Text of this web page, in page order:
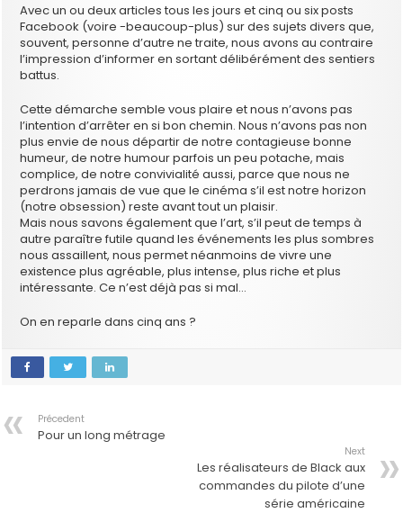
Avec un ou deux articles tous les jours et cinq ou six posts
Facebook (voire -beaucoup-plus) sur des sujets divers que,
souvent, personne d’autre ne traite, nous avons au contraire
l’impression d’informer en sortant délibérément des sentiers
battus.
Cette démarche semble vous plaire et nous n’avons pas
l’intention d’arrêter en si bon chemin. Nous n’avons pas non
plus envie de nous départir de notre contagieuse bonne
humeur, de notre humour parfois un peu potache, mais
complice, de notre convivialité aussi, parce que nous ne
perdrons jamais de vue que le cinéma s’il est notre horizon
(notre obsession) reste avant tout un plaisir.
Mais nous savons également que l’art, s’il peut de temps à
autre paraître futile quand les événements les plus sombres
nous assaillent, nous permet néanmoins de vivre une
existence plus agréable, plus intense, plus riche et plus
intéressante. Ce n’est déjà pas si mal…
On en reparle dans cinq ans ?
Précedent
Pour un long métrage
Next
Les réalisateurs de Black aux
commandes du pilote d’une
série américaine